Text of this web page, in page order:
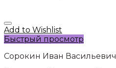
Add to Wishlist
Быстрый просмотр
Сорокин Иван Васильевич